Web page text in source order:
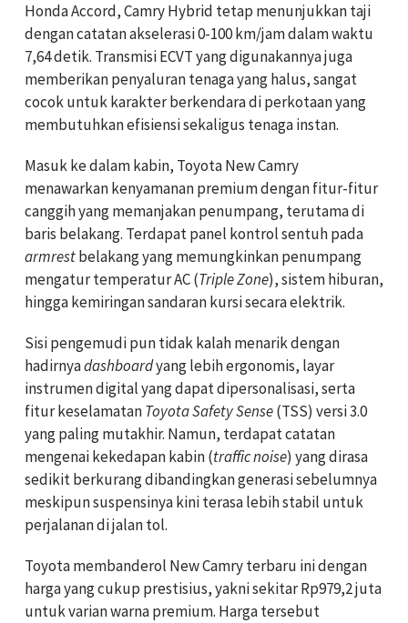
Honda Accord, Camry Hybrid tetap menunjukkan taji
dengan catatan akselerasi 0-100 km/jam dalam waktu
7,64 detik. Transmisi ECVT yang digunakannya juga
memberikan penyaluran tenaga yang halus, sangat
cocok untuk karakter berkendara di perkotaan yang
membutuhkan efisiensi sekaligus tenaga instan.
Masuk ke dalam kabin, Toyota New Camry
menawarkan kenyamanan premium dengan fitur-fitur
canggih yang memanjakan penumpang, terutama di
baris belakang. Terdapat panel kontrol sentuh pada
armrestbelakang yang memungkinkan penumpang
mengatur temperatur AC (Triple Zone), sistem hiburan,
hingga kemiringan sandaran kursi secara elektrik.
Sisi pengemudi pun tidak kalah menarik dengan
hadirnyadashboardyang lebih ergonomis, layar
instrumen digital yang dapat dipersonalisasi, serta
fitur keselamatanToyota Safety Sense(TSS) versi 3.0
yang paling mutakhir. Namun, terdapat catatan
mengenai kekedapan kabin (traffic noise) yang dirasa
sedikit berkurang dibandingkan generasi sebelumnya
meskipun suspensinya kini terasa lebih stabil untuk
perjalanan di jalan tol.
Toyota membanderol New Camry terbaru ini dengan
harga yang cukup prestisius, yakni sekitar Rp979,2 juta
untuk varian warna premium. Harga tersebut